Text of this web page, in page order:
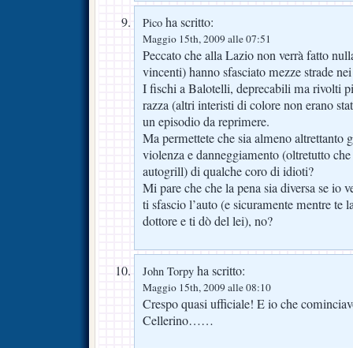
Pico ha scritto:
Maggio 15th, 2009 alle 07:51
Peccato che alla Lazio non verrà fatto
vincenti) hanno sfasciato mezze strade
I fischi a Balotelli, deprecabili ma rivolti
razza (altri interisti di colore non erano
un episodio da reprimere.
Ma permettete che sia almeno altrettanto
violenza e danneggiamento (oltretutto
autogrill) di qualche coro di idioti?
Mi pare che che la pena sia diversa se io
ti sfascio l’auto (e sicuramente mentre te
dottore e ti dò del lei), no?
John Torpy ha scritto:
Maggio 15th, 2009 alle 08:10
Crespo quasi ufficiale! E io che
Cellerino……